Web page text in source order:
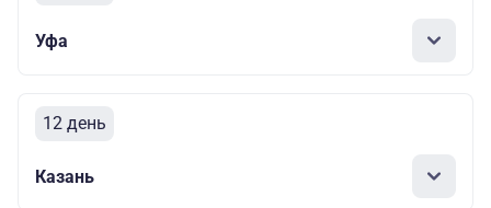
Уфа
12 день
Казань